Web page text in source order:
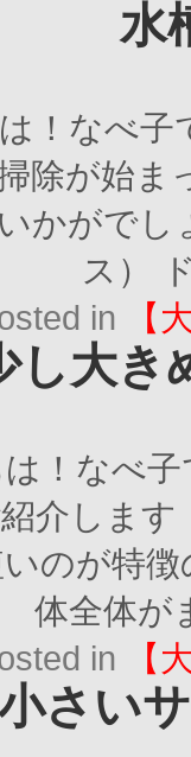
水
！なべ
除が始ま
かがで
ス）
in
【
し大き
！なべ
介しま
のが特
体全体が
in
【
さい